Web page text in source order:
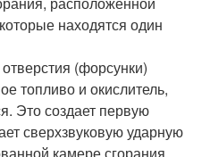
находятся один
(форсунки)
топливо и окислитель,
Это создает первую
сверхзвуковую ударную